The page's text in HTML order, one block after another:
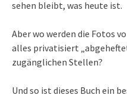
sehen bleibt, was heute ist.
Aber wo werden die Fotos
alles privatisiert
zugänglichen Stellen?
Und so ist dieses Buch ein